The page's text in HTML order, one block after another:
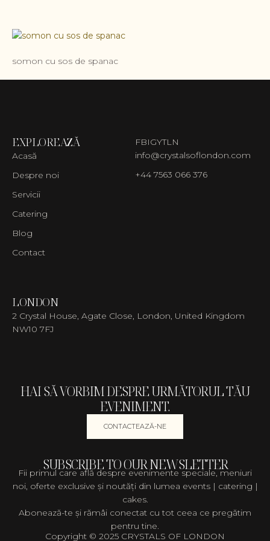
somon cu sos de spanac
EXPLOREAZĂ
Acasă
Despre noi
Servicii
Catering
Blog
Contact
FBIGYTLN
info@crystalsoflondon.com
+44 7563 066 376
LONDON
2 Crystal House, Agate Close, London, United Kingdom
NW10 7FJ
HAI SĂ VORBIM DESPRE URMĂTORUL TĂU
EVENIMENT.
CONTACTEAZĂ-NE
SUBSCRIBE TO OUR NEWSLETTER
Fii primul care află despre evenimente speciale, meniuri
noi, oferte exclusive și noutăți din lumea events | catering |
cakes.
Abonează-te și rămâi conectat cu tot ceea ce pregătim
pentru tine.
Copyright © 2025 CRYSTALS OF LONDON